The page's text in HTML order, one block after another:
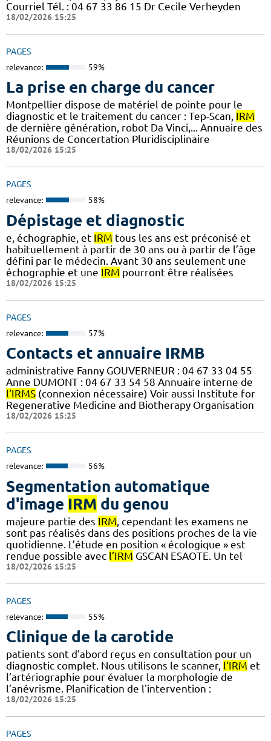
Courriel Tél. : 04 67 33 86 15 Dr Cecile Verheyden
18/02/2026 15:25
PAGES
relevance: 59%
La prise en charge du cancer
Montpellier dispose de matériel de pointe pour le
diagnostic et le traitement du cancer : Tep-Scan, IRM
de dernière génération, robot Da Vinci,... Annuaire des
Réunions de Concertation Pluridisciplinaire
18/02/2026 15:25
PAGES
relevance: 58%
Dépistage et diagnostic
e, échographie, et IRM tous les ans est préconisé et
habituellement à partir de 30 ans ou à partir de l’âge
défini par le médecin. Avant 30 ans seulement une
échographie et une IRM pourront être réalisées
18/02/2026 15:25
PAGES
relevance: 57%
Contacts et annuaire IRMB
administrative Fanny GOUVERNEUR : 04 67 33 04 55
Anne DUMONT : 04 67 33 54 58 Annuaire interne de
l'IRMS (connexion nécessaire) Voir aussi Institute for
Regenerative Medicine and Biotherapy Organisation
18/02/2026 15:25
PAGES
relevance: 56%
Segmentation automatique
d'image IRM du genou
majeure partie des IRM, cependant les examens ne
sont pas réalisés dans des positions proches de la vie
quotidienne. L’étude en position « écologique » est
rendue possible avec l’IRM GSCAN ESAOTE. Un tel
18/02/2026 15:25
PAGES
relevance: 55%
Clinique de la carotide
patients sont d'abord reçus en consultation pour un
diagnostic complet. Nous utilisons le scanner, l'IRM et
l’artériographie pour évaluer la morphologie de
l’anévrisme. Planification de l'intervention :
18/02/2026 15:25
PAGES